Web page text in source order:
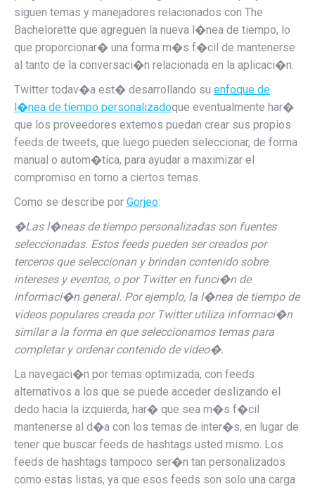
siguen temas y manejadores relacionados con The
Bachelorette que agreguen la nueva l�nea de tiempo, lo
que proporcionar� una forma m�s f�cil de mantenerse
al tanto de la conversaci�n relacionada en la aplicaci�n.
Twitter todav�a est� desarrollando su enfoque de
l�nea de tiempo personalizadoque eventualmente har�
que los proveedores externos puedan crear sus propios
feeds de tweets, que luego pueden seleccionar, de forma
manual o autom�tica, para ayudar a maximizar el
compromiso en torno a ciertos temas.
Como se describe por Gorjeo:
�Las l�neas de tiempo personalizadas son fuentes
seleccionadas. Estos feeds pueden ser creados por
terceros que seleccionan y brindan contenido sobre
intereses y eventos, o por Twitter en funci�n de
informaci�n general. Por ejemplo, la l�nea de tiempo de
videos populares creada por Twitter utiliza informaci�n
similar a la forma en que seleccionamos temas para
completar y ordenar contenido de video�.
La navegaci�n por temas optimizada, con feeds
alternativos a los que se puede acceder deslizando el
dedo hacia la izquierda, har� que sea m�s f�cil
mantenerse al d�a con los temas de inter�s, en lugar de
tener que buscar feeds de hashtags usted mismo. Los
feeds de hashtags tampoco ser�n tan personalizados
como estas listas, ya que esos feeds son solo una carga